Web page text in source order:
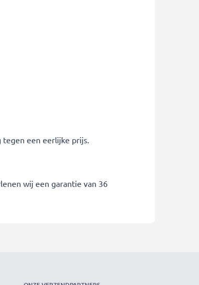
tegen een eerlijke prijs.
wij een garantie van 36